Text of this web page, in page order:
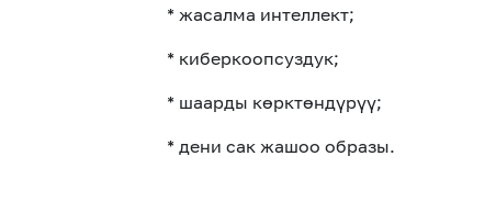
* жасалма интеллект;
* киберкоопсуздук;
* шаарды көрктөндүрүү;
* дени сак жашоо образы.